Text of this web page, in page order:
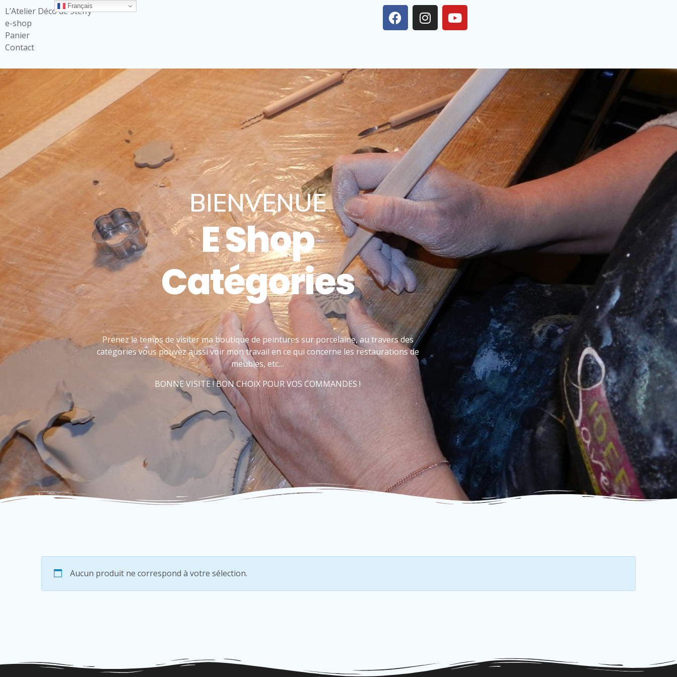
L’Atelier Déco de Steffy
e-shop
Panier
Contact
BIENVENUE
E Shop
Catégories
Prenez le temps de visiter ma boutique de peintures sur porcelaine, au travers des
catégories vous pouvez aussi voir mon travail en ce qui concerne les restaurations de
meubles, etc…
BONNE VISITE ! BON CHOIX POUR VOS COMMANDES !
Aucun produit ne correspond à votre sélection.
Français